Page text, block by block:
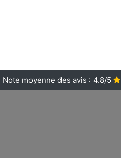
Note moyenne des avis : 4.8/5